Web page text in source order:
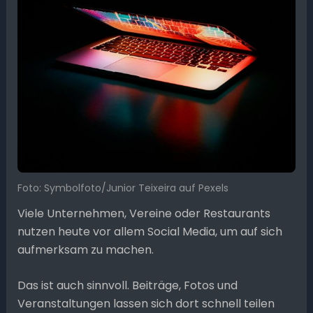
Foto: Symbolfoto/Junior Teixeira auf Pexels
Viele Unternehmen, Vereine oder Restaurants
nutzen heute vor allem Social Media, um auf sich
aufmerksam zu machen.
Das ist auch sinnvoll. Beiträge, Fotos und
Veranstaltungen lassen sich dort schnell teilen